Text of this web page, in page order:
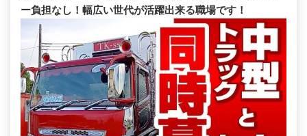
ー負担なし！幅広い世代が活躍出来る職場です！